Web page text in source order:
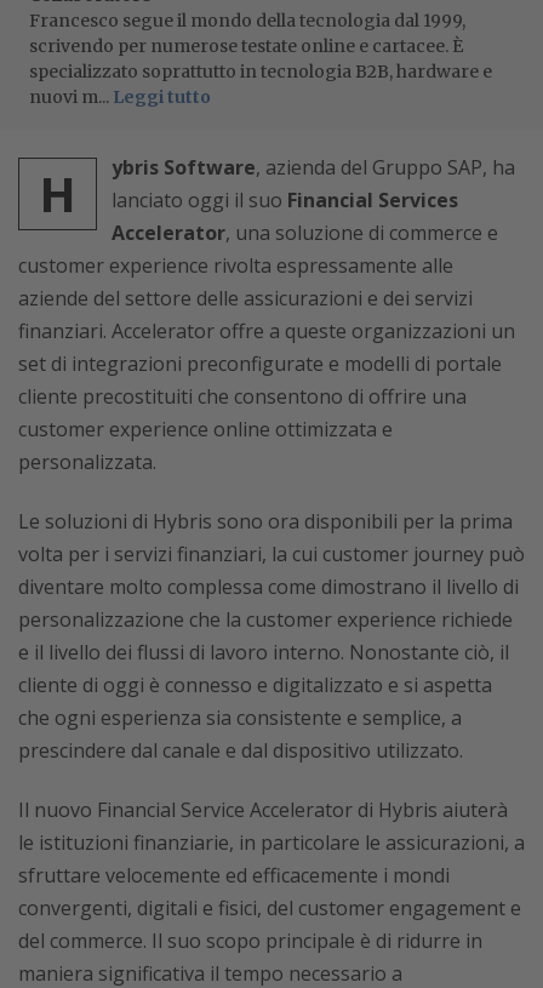
Francesco segue il mondo della tecnologia dal 1999,
scrivendo per numerose testate online e cartacee. È
specializzato soprattutto in tecnologia B2B, hardware e
nuovi m... Leggi tutto
H ybris Software, azienda del Gruppo SAP, ha
lanciato oggi il suo Financial Services
Accelerator, una soluzione di commerce e
customer experience rivolta espressamente alle
aziende del settore delle assicurazioni e dei servizi
finanziari. Accelerator offre a queste organizzazioni un
set di integrazioni preconfigurate e modelli di portale
cliente precostituiti che consentono di offrire una
customer experience online ottimizzata e
personalizzata.
Le soluzioni di Hybris sono ora disponibili per la prima
volta per i servizi finanziari, la cui customer journey può
diventare molto complessa come dimostrano il livello di
personalizzazione che la customer experience richiede
e il livello dei flussi di lavoro interno. Nonostante ciò, il
cliente di oggi è connesso e digitalizzato e si aspetta
che ogni esperienza sia consistente e semplice, a
prescindere dal canale e dal dispositivo utilizzato.
Il nuovo Financial Service Accelerator di Hybris aiuterà
le istituzioni finanziarie, in particolare le assicurazioni, a
sfruttare velocemente ed efficacemente i mondi
convergenti, digitali e fisici, del customer engagement e
del commerce. Il suo scopo principale è di ridurre in
maniera significativa il tempo necessario a